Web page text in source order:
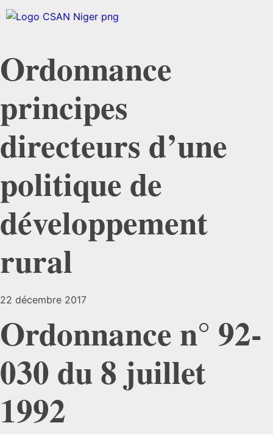
Ordonnance
principes
directeurs d’une
politique de
développement
rural
22 décembre 2017
Ordonnancen° 92-
030du 8 juillet
1992